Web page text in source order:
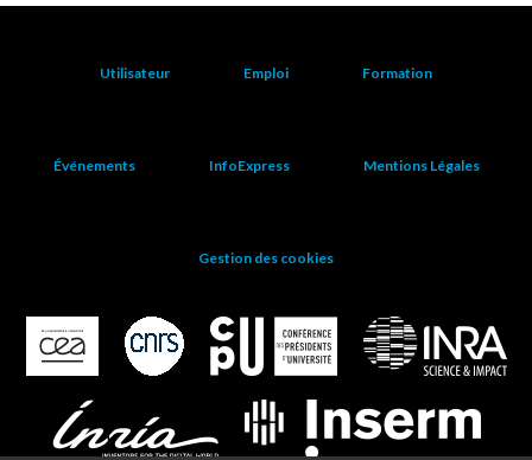
Utilisateur Emploi Formation
Événements InfoExpress Mentions Légales
Gestion des cookies